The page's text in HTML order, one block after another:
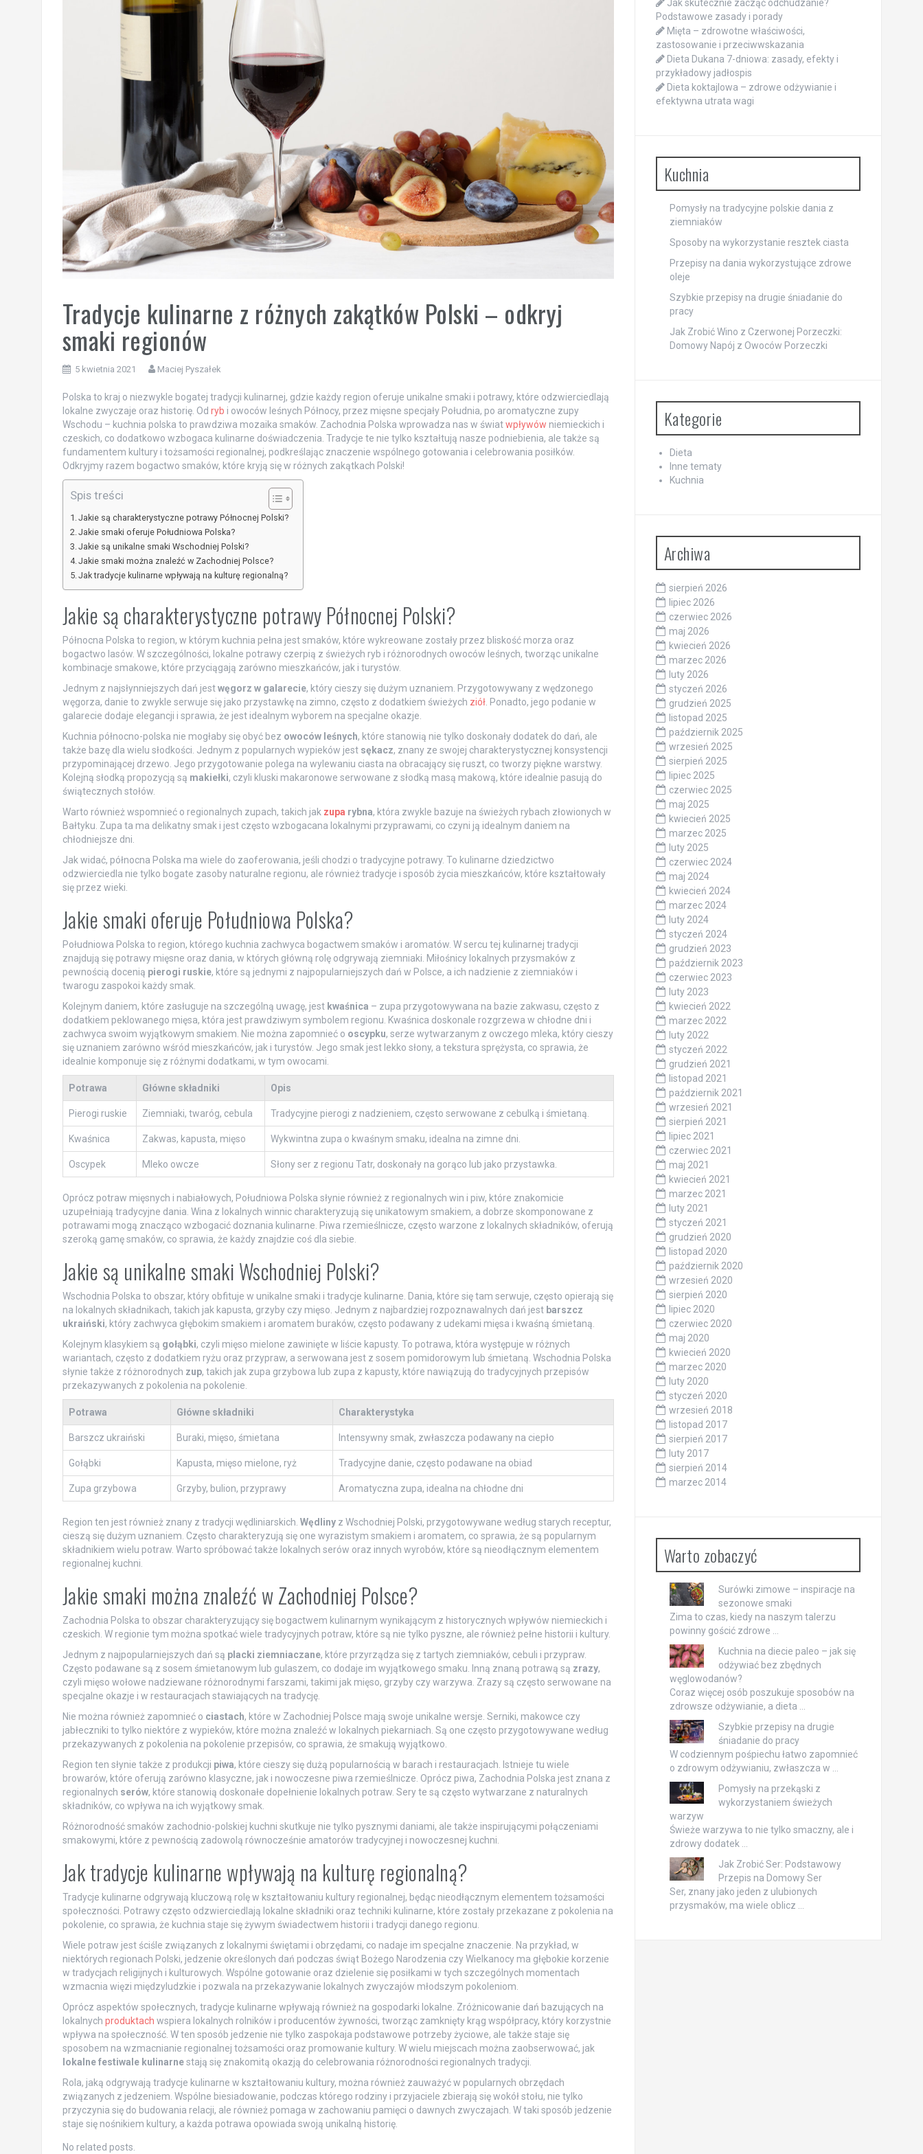
Tradycje kulinarne z różnych zakątków Polski – odkryj
smaki regionów
5 kwietnia 2021 Maciej Pyszałek
Polska to kraj o niezwykle bogatej tradycji kulinarnej, gdzie każdy region oferuje unikalne smaki i potrawy, które odzwierciedlają
lokalne zwyczaje oraz historię. Od ryb i owoców leśnych Północy, przez mięsne specjały Południa, po aromatyczne zupy
Wschodu – kuchnia polska to prawdziwa mozaika smaków. Zachodnia Polska wprowadza nas w światwpływów niemieckich i
czeskich, co dodatkowo wzbogaca kulinarne doświadczenia. Tradycje te nie tylko kształtują nasze podniebienia, ale także są
fundamentem kultury i tożsamości regionalnej, podkreślając znaczenie wspólnego gotowania i celebrowania posiłków.
Odkryjmy razem bogactwo smaków, które kryją się w różnych zakątkach Polski!
Spis treści
Jakie są charakterystyczne potrawy Północnej Polski?
Jakie smaki oferuje Południowa Polska?
Jakie są unikalne smaki Wschodniej Polski?
Jakie smaki można znaleźć w Zachodniej Polsce?
Jak tradycje kulinarne wpływają na kulturę regionalną?
Jakie są charakterystyczne potrawy Północnej Polski?
Północna Polska to region, w którym kuchnia pełna jest smaków, które wykreowane zostały przez bliskość morza oraz
bogactwo lasów. W szczególności, lokalne potrawy czerpią z świeżych ryb i różnorodnych owoców leśnych, tworząc unikalne
kombinacje smakowe, które przyciągają zarówno mieszkańców, jak i turystów.
Jednym z najsłynniejszych dań jestwęgorz w galarecie, który cieszy się dużym uznaniem. Przygotowywany z wędzonego
węgorza, danie to zwykle serwuje się jako przystawkę na zimno, często z dodatkiem świeżych ziół. Ponadto, jego podanie w
galarecie dodaje elegancji i sprawia, że jest idealnym wyborem na specjalne okazje.
Kuchnia północno-polska nie mogłaby się obyć bez owoców leśnych, które stanowią nie tylko doskonały dodatek do dań, ale
także bazę dla wielu słodkości. Jednym z popularnych wypieków jest sękacz, znany ze swojej charakterystycznej konsystencji
przypominającej drzewo. Jego przygotowanie polega na wylewaniu ciasta na obracający się ruszt, co tworzy piękne warstwy.
Kolejną słodką propozycją są makiełki, czyli kluski makaronowe serwowane z słodką masą makową, które idealnie pasują do
świątecznych stołów.
Warto również wspomnieć o regionalnych zupach, takich jak zupa rybna, która zwykle bazuje na świeżych rybach złowionych w
Bałtyku. Zupa ta ma delikatny smak i jest często wzbogacana lokalnymi przyprawami, co czyni ją idealnym daniem na
chłodniejsze dni.
Jak widać, północna Polska ma wiele do zaoferowania, jeśli chodzi o tradycyjne potrawy. To kulinarne dziedzictwo
odzwierciedla nie tylko bogate zasoby naturalne regionu, ale również tradycje i sposób życia mieszkańców, które kształtowały
się przez wieki.
Jakie smaki oferuje Południowa Polska?
Południowa Polska to region, którego kuchnia zachwyca bogactwem smaków i aromatów. W sercu tej kulinarnej tradycji
znajdują się potrawy mięsne oraz dania, w których główną rolę odgrywają ziemniaki. Miłośnicy lokalnych przysmaków z
pewnością docenią pierogi ruskie, które są jednymi z najpopularniejszych dań w Polsce, a ich nadzienie z ziemniaków i
twarogu zaspokoi każdy smak.
Kolejnym daniem, które zasługuje na szczególną uwagę, jest kwaśnica – zupa przygotowywana na bazie zakwasu, często z
dodatkiem peklowanego mięsa, która jest prawdziwym symbolem regionu. Kwaśnica doskonale rozgrzewa w chłodne dni i
zachwyca swoim wyjątkowym smakiem. Nie można zapomnieć o oscypku, serze wytwarzanym z owczego mleka, który cieszy
się uznaniem zarówno wśród mieszkańców, jak i turystów. Jego smak jest lekko słony, a tekstura sprężysta, co sprawia, że
idealnie komponuje się z różnymi dodatkami, w tym owocami.
Potrawa Główne składniki Opis
Pierogi ruskie Ziemniaki, twaróg, cebula Tradycyjne pierogi z nadzieniem, często serwowane z cebulką i śmietaną.
Kwaśnica Zakwas, kapusta, mięso Wykwintna zupa o kwaśnym smaku, idealna na zimne dni.
Oscypek Mleko owcze Słony ser z regionu Tatr, doskonały na gorąco lub jako przystawka.
Oprócz potraw mięsnych i nabiałowych, Południowa Polska słynie również z regionalnych win i piw, które znakomicie
uzupełniają tradycyjne dania. Wina z lokalnych winnic charakteryzują się unikatowym smakiem, a dobrze skomponowane z
potrawami mogą znacząco wzbogacić doznania kulinarne. Piwa rzemieślnicze, często warzone z lokalnych składników, oferują
szeroką gamę smaków, co sprawia, że każdy znajdzie coś dla siebie.
Jakie są unikalne smaki Wschodniej Polski?
Wschodnia Polska to obszar, który obfituje w unikalne smaki i tradycje kulinarne. Dania, które się tam serwuje, często opierają się
na lokalnych składnikach, takich jak kapusta, grzyby czy mięso. Jednym z najbardziej rozpoznawalnych dań jest barszcz
ukraiński, który zachwyca głębokim smakiem i aromatem buraków, często podawany z udekami mięsa i kwaśną śmietaną.
Kolejnym klasykiem są gołąbki, czyli mięso mielone zawinięte w liście kapusty. To potrawa, która występuje w różnych
wariantach, często z dodatkiem ryżu oraz przypraw, a serwowana jest z sosem pomidorowym lub śmietaną. Wschodnia Polska
słynie także z różnorodnych zup, takich jak zupa grzybowa lub zupa z kapusty, które nawiązują do tradycyjnych przepisów
przekazywanych z pokolenia na pokolenie.
Potrawa Główne składniki Charakterystyka
Barszcz ukraiński Buraki, mięso, śmietana Intensywny smak, zwłaszcza podawany na ciepło
Gołąbki Kapusta, mięso mielone, ryż Tradycyjne danie, często podawane na obiad
Zupa grzybowa Grzyby, bulion, przyprawy Aromatyczna zupa, idealna na chłodne dni
Region ten jest również znany z tradycji wędliniarskich. Wędlinyz Wschodniej Polski, przygotowywane według starych receptur,
cieszą się dużym uznaniem. Często charakteryzują się one wyrazistym smakiem i aromatem, co sprawia, że są popularnym
składnikiem wielu potraw. Warto spróbować także lokalnych serów oraz innych wyrobów, które są nieodłącznym elementem
regionalnej kuchni.
Jakie smaki można znaleźć w Zachodniej Polsce?
Zachodnia Polska to obszar charakteryzujący się bogactwem kulinarnym wynikającym z historycznych wpływów niemieckich i
czeskich. W regionie tym można spotkać wiele tradycyjnych potraw, które są nie tylko pyszne, ale również pełne historii i kultury.
Jednym z najpopularniejszych dań są placki ziemniaczane, które przyrządza się z tartych ziemniaków, cebuli i przypraw.
Często podawane są z sosem śmietanowym lub gulaszem, co dodaje im wyjątkowego smaku. Inną znaną potrawą są zrazy,
czyli mięso wołowe nadziewane różnorodnymi farszami, takimi jak mięso, grzyby czy warzywa. Zrazy są często serwowane na
specjalne okazje i w restauracjach stawiających na tradycję.
Nie można również zapomnieć o ciastach, które w Zachodniej Polsce mają swoje unikalne wersje. Serniki, makowce czy
jabłeczniki to tylko niektóre z wypieków, które można znaleźć w lokalnych piekarniach. Są one często przygotowywane według
przekazywanych z pokolenia na pokolenie przepisów, co sprawia, że smakują wyjątkowo.
Region ten słynie także z produkcji piwa, które cieszy się dużą popularnością w barach i restauracjach. Istnieje tu wiele
browarów, które oferują zarówno klasyczne, jak i nowoczesne piwa rzemieślnicze. Oprócz piwa, Zachodnia Polska jest znana z
regionalnych serów, które stanowią doskonałe dopełnienie lokalnych potraw. Sery te są często wytwarzane z naturalnych
składników, co wpływa na ich wyjątkowy smak.
Różnorodność smaków zachodnio-polskiej kuchni skutkuje nie tylko pysznymi daniami, ale także inspirującymi połączeniami
smakowymi, które z pewnością zadowolą równocześnie amatorów tradycyjnej i nowoczesnej kuchni.
Jak tradycje kulinarne wpływają na kulturę regionalną?
Tradycje kulinarne odgrywają kluczową rolę w kształtowaniu kultury regionalnej, będąc nieodłącznym elementem tożsamości
społeczności. Potrawy często odzwierciedlają lokalne składniki oraz techniki kulinarne, które zostały przekazane z pokolenia na
pokolenie, co sprawia, że kuchnia staje się żywym świadectwem historii i tradycji danego regionu.
Wiele potraw jest ściśle związanych z lokalnymi świętami i obrzędami, co nadaje im specjalne znaczenie. Na przykład, w
niektórych regionach Polski, jedzenie określonych dań podczas świąt Bożego Narodzenia czy Wielkanocy ma głębokie korzenie
w tradycjach religijnych i kulturowych. Wspólne gotowanie oraz dzielenie się posiłkami w tych szczególnych momentach
wzmacnia więzi międzyludzkie i pozwala na przekazywanie lokalnych zwyczajów młodszym pokoleniom.
Oprócz aspektów społecznych, tradycje kulinarne wpływają również na gospodarki lokalne. Zróżnicowanie dań bazujących na
lokalnych produktach wspiera lokalnych rolników i producentów żywności, tworząc zamknięty krąg współpracy, który korzystnie
wpływa na społeczność. W ten sposób jedzenie nie tylko zaspokaja podstawowe potrzeby życiowe, ale także staje się
sposobem na wzmacnianie regionalnej tożsamości oraz promowanie kultury. W wielu miejscach można zaobserwować, jak
lokalne festiwale kulinarnestają się znakomitą okazją do celebrowania różnorodności regionalnych tradycji.
Rola, jaką odgrywają tradycje kulinarne w kształtowaniu kultury, można również zauważyć w popularnych obrzędach
związanych z jedzeniem. Wspólne biesiadowanie, podczas którego rodziny i przyjaciele zbierają się wokół stołu, nie tylko
przyczynia się do budowania relacji, ale również pomaga w zachowaniu pamięci o dawnych zwyczajach. W taki sposób jedzenie
staje się nośnikiem kultury, a każda potrawa opowiada swoją unikalną historię.
No related posts.
Jak skutecznie zacząć odchudzanie?
Podstawowe zasady i porady
Mięta – zdrowotne właściwości,
zastosowanie i przeciwwskazania
Dieta Dukana 7-dniowa: zasady, efekty i
przykładowy jadłospis
Dieta koktajlowa – zdrowe odżywianie i
efektywna utrata wagi
Kuchnia
Pomysły na tradycyjne polskie dania z
ziemniaków
Sposoby na wykorzystanie resztek ciasta
Przepisy na dania wykorzystujące zdrowe
oleje
Szybkie przepisy na drugie śniadanie do
pracy
Jak Zrobić Wino z Czerwonej Porzeczki:
Domowy Napój z Owoców Porzeczki
Kategorie
Dieta
Inne tematy
Kuchnia
Archiwa
sierpień 2026
lipiec 2026
czerwiec 2026
maj 2026
kwiecień 2026
marzec 2026
luty 2026
styczeń 2026
grudzień 2025
listopad 2025
październik 2025
wrzesień 2025
sierpień 2025
lipiec 2025
czerwiec 2025
maj 2025
kwiecień 2025
marzec 2025
luty 2025
czerwiec 2024
maj 2024
kwiecień 2024
marzec 2024
luty 2024
styczeń 2024
grudzień 2023
październik 2023
czerwiec 2023
luty 2023
kwiecień 2022
marzec 2022
luty 2022
styczeń 2022
grudzień 2021
listopad 2021
październik 2021
wrzesień 2021
sierpień 2021
lipiec 2021
czerwiec 2021
maj 2021
kwiecień 2021
marzec 2021
luty 2021
styczeń 2021
grudzień 2020
listopad 2020
październik 2020
wrzesień 2020
sierpień 2020
lipiec 2020
czerwiec 2020
maj 2020
kwiecień 2020
marzec 2020
luty 2020
styczeń 2020
wrzesień 2018
listopad 2017
sierpień 2017
luty 2017
sierpień 2014
marzec 2014
Warto zobaczyć
Surówki zimowe – inspiracje na
sezonowe smaki
Zima to czas, kiedy na naszym talerzu
powinny gościć zdrowe …
Kuchnia na diecie paleo – jak się
odżywiać bez zbędnych
węglowodanów?
Coraz więcej osób poszukuje sposobów na
zdrowsze odżywianie, a dieta …
Szybkie przepisy na drugie
śniadanie do pracy
W codziennym pośpiechu łatwo zapomnieć
o zdrowym odżywianiu, zwłaszcza w …
Pomysły na przekąski z
wykorzystaniem świeżych
warzyw
Świeże warzywa to nie tylko smaczny, ale i
zdrowy dodatek …
Jak Zrobić Ser: Podstawowy
Przepis na Domowy Ser
Ser, znany jako jeden z ulubionych
przysmaków, ma wiele oblicz …